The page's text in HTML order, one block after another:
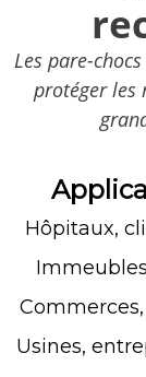
Les pare-
protéger les
Hôpitaux,
Usines,